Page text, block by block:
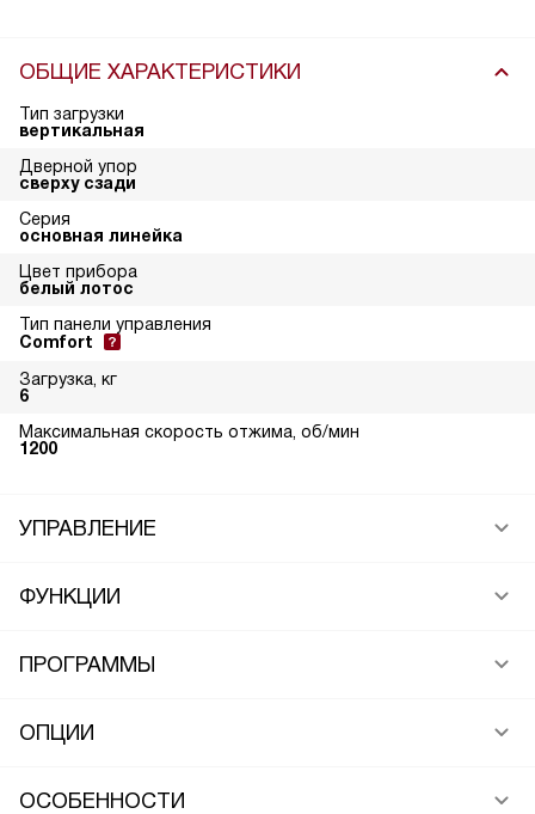
ОБЩИЕ ХАРАКТЕРИСТИКИ
Тип загрузки
вертикальная
Дверной упор
сверху сзади
Серия
основная линейка
Цвет прибора
белый лотос
Тип панели управления
Comfort
Загрузка, кг
6
Максимальная скорость отжима, об/мин
1200
УПРАВЛЕНИЕ
ФУНКЦИИ
ПРОГРАММЫ
ОПЦИИ
ОСОБЕННОСТИ